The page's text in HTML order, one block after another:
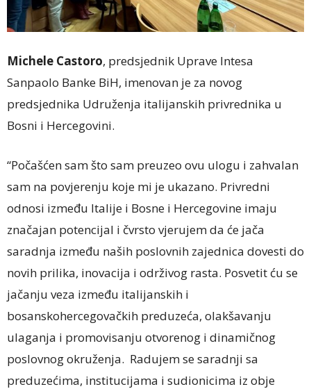
Michele Castoro, predsjednik Uprave Intesa
Sanpaolo Banke BiH, imenovan je za novog
predsjednika Udruženja italijanskih privrednika u
Bosni i Hercegovini.
“Počašćen sam što sam preuzeo ovu ulogu i zahvalan
sam na povjerenju koje mi je ukazano. Privredni
odnosi između Italije i Bosne i Hercegovine imaju
značajan potencijal i čvrsto vjerujem da će jača
saradnja između naših poslovnih zajednica dovesti do
novih prilika, inovacija i održivog rasta. Posvetit ću se
jačanju veza između italijanskih i
bosanskohercegovačkih preduzeća, olakšavanju
ulaganja i promovisanju otvorenog i dinamičnog
poslovnog okruženja. Radujem se saradnji sa
preduzećima, institucijama i sudionicima iz obje